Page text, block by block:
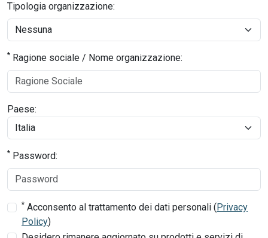
Tipologia organizzazione:
* Ragione sociale / Nome organizzazione:
Paese:
* Password:
* Acconsento al trattamento dei dati personali (Privacy
Policy)